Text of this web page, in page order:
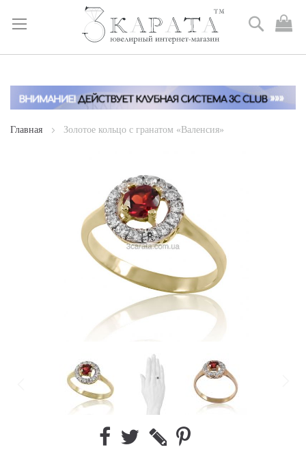
Skip
Content
Поиск
Главная Золотое кольцо с гранатом «Валенсия»